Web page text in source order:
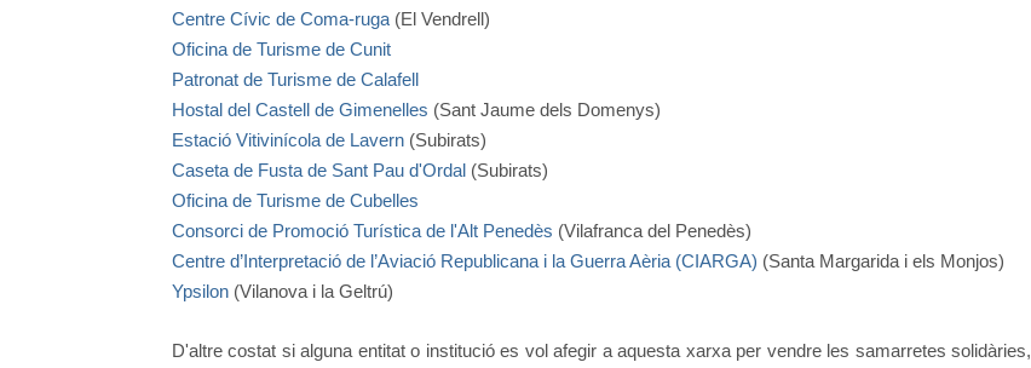
Centre Cívic de Coma-ruga (El Vendrell)
Oficina de Turisme de Cunit
Patronat de Turisme de Calafell
Hostal del Castell de Gimenelles (Sant Jaume dels Domenys)
Estació Vitivinícola de Lavern (Subirats)
Caseta de Fusta de Sant Pau d'Ordal (Subirats)
Oficina de Turisme de Cubelles
Consorci de Promoció Turística de l'Alt Penedès (Vilafranca del Penedès)
Centre d’Interpretació de l’Aviació Republicana i la Guerra Aèria (CIARGA) (Santa Margarida i els Monjos)
Ypsilon (Vilanova i la Geltrú)
D'altre costat si alguna entitat o institució es vol afegir a aquesta xarxa per vendre les samarretes solidàries,